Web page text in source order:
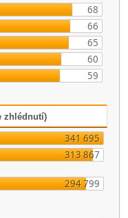
68
66
65
60
59
zhlédnutí)
341 695
313 867
294 799